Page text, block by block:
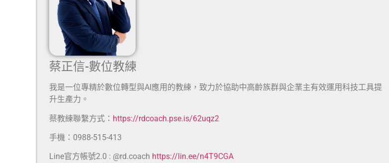
蔡正信-數位教練
我是一位專精於數位轉型與AI應用的教練，致力於協助中高齡族群與企業主有效運用科技工具提
升生產力。
蔡教練聯繫方式： https://rdcoach.pse.is/62uqz2
手機：0988-515-413
Line官方帳號2.0 : @rd.coach https://lin.ee/n4T9CGA